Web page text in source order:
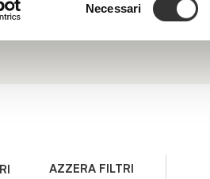
del
Necessari
AZZERA FILTRI